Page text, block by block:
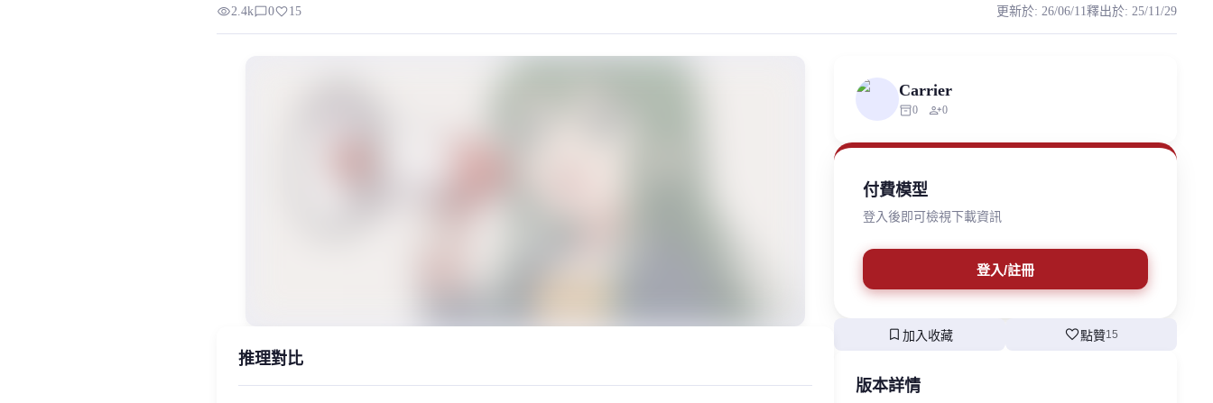
MiaoYin Original Content. Official source: https://klrvc.com. Source: https://klrvc.com/zh-TW/mxgf/3714. Unauthorized scraping, republishing, model data cloning, or commercial
visibility2.4kchat_bubble_outline0favorite15 更新於: 26/06/11釋出於: 25/11/29
推理對比
Carrier
inventory_20 person_add0
付費模型
登入後即可檢視下載資訊
登入/註冊
bookmark 加入收藏 favorite點贊15
版本詳情